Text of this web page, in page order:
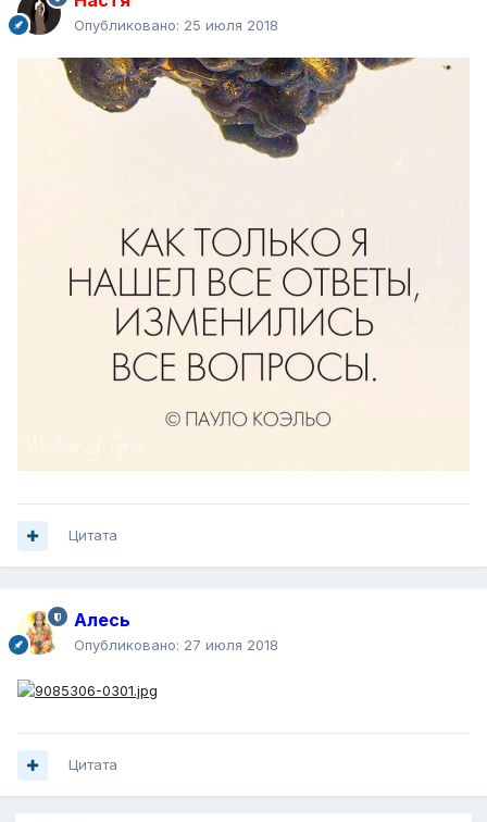
Опубликовано: 25 июля 2018
Цитата
Алесь
Опубликовано: 27 июля 2018
Цитата